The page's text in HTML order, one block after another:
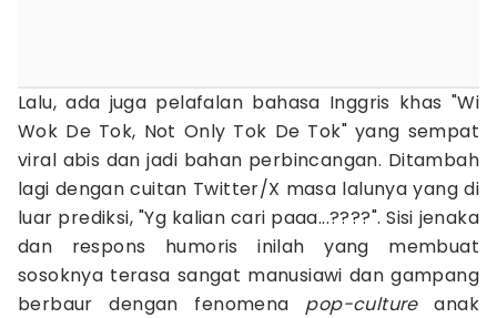
Lalu, ada juga pelafalan bahasa Inggris khas "Wi
Wok De Tok, Not Only Tok De Tok" yang sempat
viral abis dan jadi bahan perbincangan. Ditambah
lagi dengan cuitan Twitter/X masa lalunya yang di
luar prediksi, "Yg kalian cari paaa...????". Sisi jenaka
dan respons humoris inilah yang membuat
sosoknya terasa sangat manusiawi dan gampang
berbaur dengan fenomena pop-cultureanak